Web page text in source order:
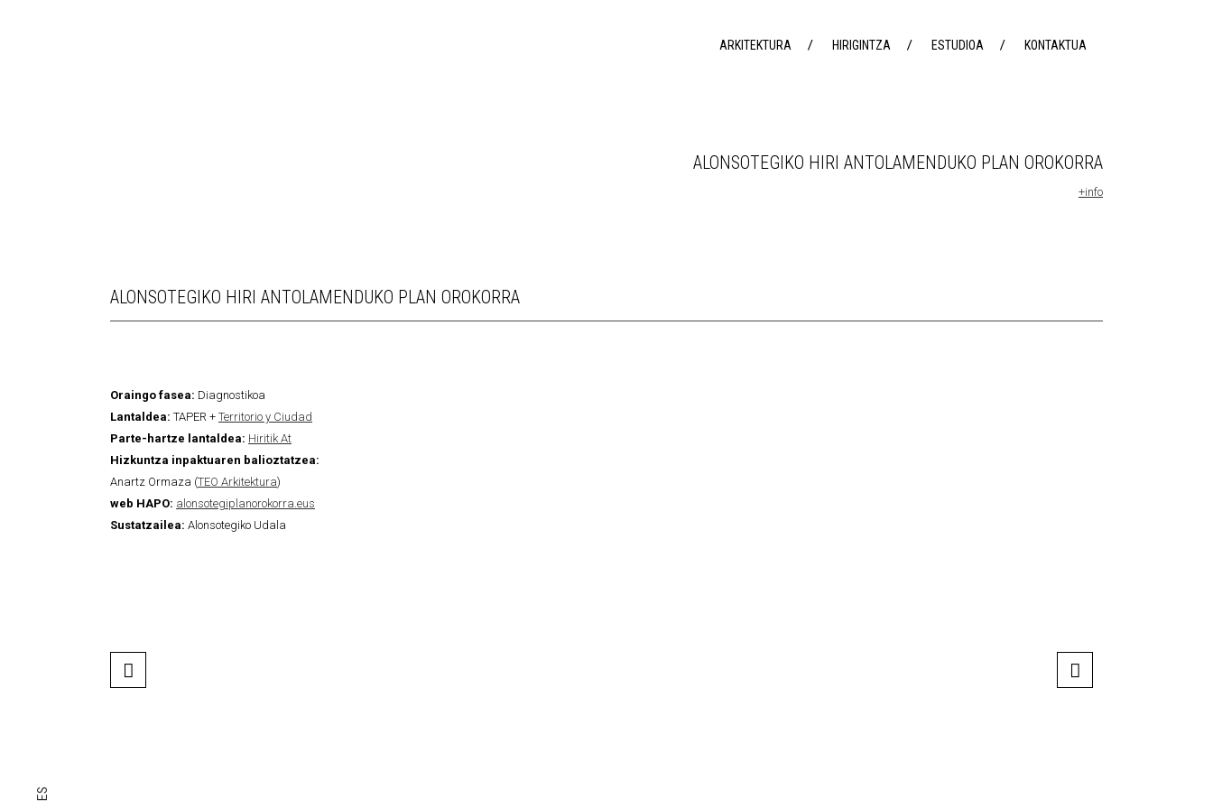
ARKITEKTURA HIRIGINTZA ESTUDIOA KONTAKTUA
ES
ALONSOTEGIKO HIRI ANTOLAMENDUKO PLAN OROKORRA
+info
ALONSOTEGIKO HIRI ANTOLAMENDUKO PLAN OROKORRA
Oraingo fasea: Diagnostikoa
Lantaldea: TAPER + Territorio y Ciudad
Parte-hartze lantaldea: Hiritik At
Hizkuntza inpaktuaren balioztatzea:
Anartz Ormaza (TEO Arkitektura)
web HAPO: alonsotegiplanorokorra.eus
Sustatzailea: Alonsotegiko Udala